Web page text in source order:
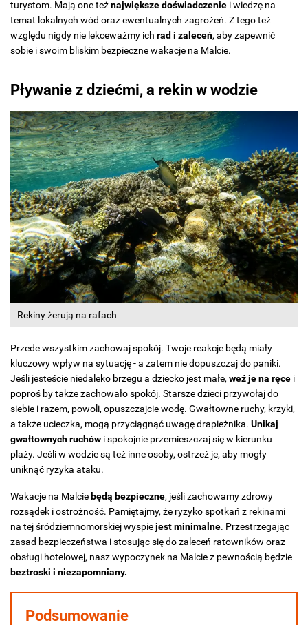
turystom. Mają one teżnajwiększe doświadczenie i wiedzę na
temat lokalnych wód oraz ewentualnych zagrożeń. Z tego też
względu nigdy nie lekceważmy ich rad i zaleceń, aby zapewnić
sobie i swoim bliskim bezpieczne wakacje na Malcie.
Pływanie z dziećmi, a rekin w wodzie
Rekiny żerują na rafach
Przede wszystkim zachowaj spokój. Twoje reakcje będą miały
kluczowy wpływ na sytuację - a zatem nie dopuszczaj do paniki.
Jeśli jesteście niedaleko brzegu a dziecko jest małe, weź je na ręce i
poproś by także zachowało spokój. Starsze dzieci przywołaj do
siebie i razem, powoli, opuszczajcie wodę. Gwałtowne ruchy, krzyki,
a także ucieczka, mogą przyciągnąć uwagę drapieżnika. Unikaj
gwałtownych ruchów i spokojnie przemieszczaj się w kierunku
plaży. Jeśli w wodzie są też inne osoby, ostrzeż je, aby mogły
uniknąć ryzyka ataku.
Wakacje na Malcie będą bezpieczne, jeśli zachowamy zdrowy
rozsądek i ostrożność. Pamiętajmy, że ryzyko spotkań z rekinami
na tej śródziemnomorskiej wyspiejest minimalne. Przestrzegając
zasad bezpieczeństwa i stosując się do zaleceń ratowników oraz
obsługi hotelowej, nasz wypoczynek na Malcie z pewnością będzie
beztroski i niezapomniany.
Podsumowanie